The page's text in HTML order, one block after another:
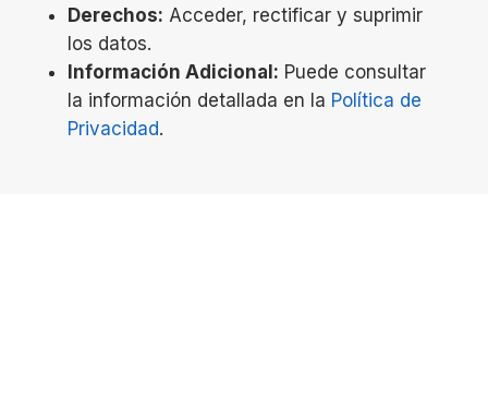
Derechos: Acceder, rectificar y suprimir
los datos.
Información Adicional: Puede consultar
la información detallada en la Política de
Privacidad.